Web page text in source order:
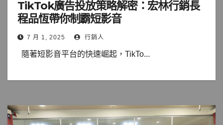
TikTok廣告投放策略解密：宏林行銷長
程品恆帶你制霸短影音
7 月 1, 2025 行銷人
隨著短影音平台的快速崛起，TikTo...